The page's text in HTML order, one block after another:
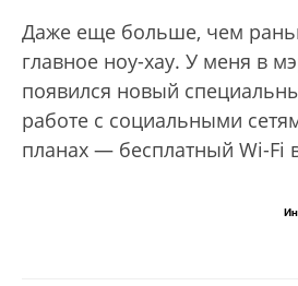
Даже еще больше, чем
главное ноу-хау. У меня в
появился новый
работе с социальными
планах — бесплатный Wi-Fi